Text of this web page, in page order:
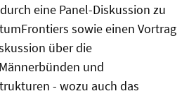
eine Panel-Diskussion zu
sowie einen Vortrag
über die
und
- wozu auch das